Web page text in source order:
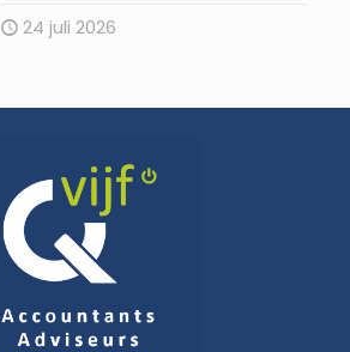
24 juli 2026